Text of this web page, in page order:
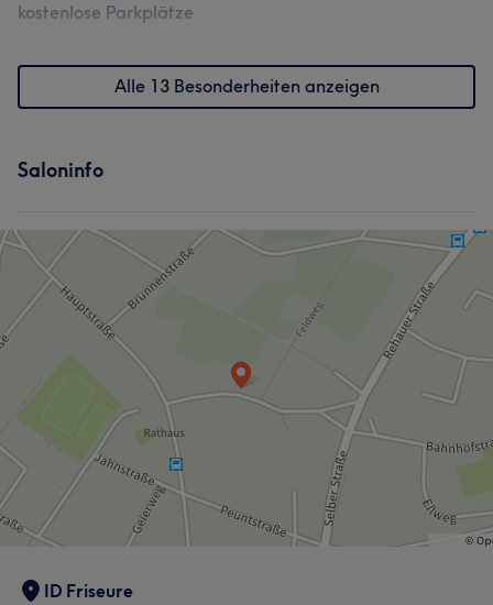
kostenlose Parkplätze
Alle 13 Besonderheiten anzeigen
Saloninfo
ID Friseure